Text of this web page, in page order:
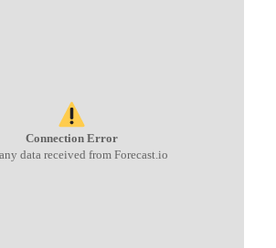
Connection Error
data received from Forecast.io!.